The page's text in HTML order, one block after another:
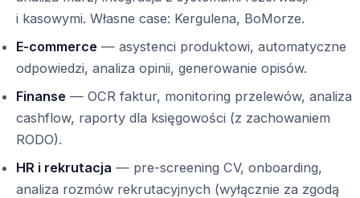
i kasowymi. Własne case: Kergulena, BoMorze.
E-commerce — asystenci produktowi, automatyczne
odpowiedzi, analiza opinii, generowanie opisów.
Finanse — OCR faktur, monitoring przelewów, analiza
cashflow, raporty dla księgowości (z zachowaniem
RODO).
HR i rekrutacja — pre-screening CV, onboarding,
analiza rozmów rekrutacyjnych (wyłącznie za zgodą